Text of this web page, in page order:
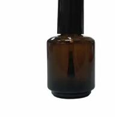
。さらに、ガラスボトル
サイクル可能で、環境へ
減します。 顧客はボトル
装または印刷して、ユニ
ンドイメージを向上させ